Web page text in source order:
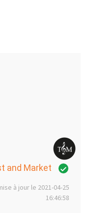
and Market
à jour le 2021-04-25
16:46:58